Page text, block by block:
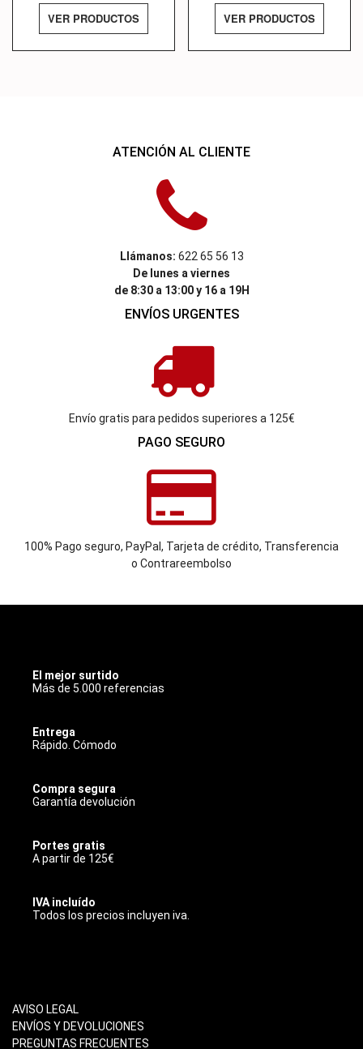
VER PRODUCTOS VER PRODUCTOS
ATENCIÓN AL CLIENTE
Llámanos: 622 65 56 13
De lunes a viernes
de 8:30 a 13:00 y 16 a 19H
ENVÍOS URGENTES
Envío gratis para pedidos superiores a 125€
PAGO SEGURO
100% Pago seguro, PayPal, Tarjeta de crédito, Transferencia
o Contrareembolso
El mejor surtido
Más de 5.000 referencias
Entrega
Rápido. Cómodo
Compra segura
Garantía devolución
Portes gratis
A partir de 125€
IVA incluído
Todos los precios incluyen iva.
AVISO LEGAL
ENVÍOS Y DEVOLUCIONES
PREGUNTAS FRECUENTES